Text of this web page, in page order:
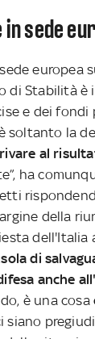
sede
europea
di Stabilità è
e dei fondi
soltanto la
al
ha
della
dell'Italia
di
anche
è una cosa
siano